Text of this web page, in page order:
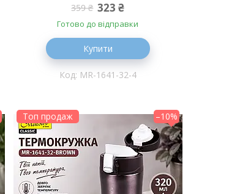
359 ₴ 323 ₴
Готово до відправки
Купити
MR-1641-32-4
Топ продаж –10%